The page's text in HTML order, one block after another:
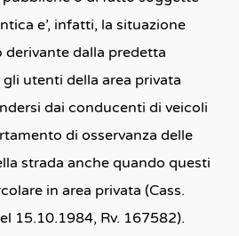
e’, infatti, la situazione
derivante dalla predetta
utenti della area privata
dai conducenti di veicoli
di osservanza delle
strada anche quando questi
in area privata (Cass.
15.10.1984, Rv. 167582).